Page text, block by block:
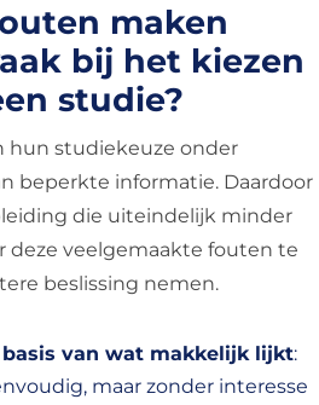
maken
bij het kiezen
studie?
hun studiekeuze onder
beperkte informatie. Daardoor
die uiteindelijk minder
deze veelgemaakte fouten te
beslissing nemen.
van wat makkelijk lijkt:
maar zonder interesse